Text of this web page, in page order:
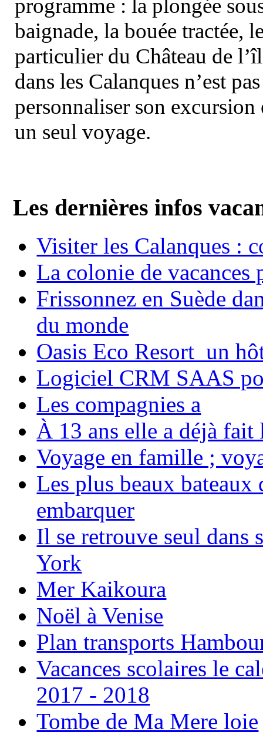
programme : la plongée
baignade, la bouée tractée,
particulier du Château de
dans les Calanques n’est
personnaliser son
un seul voyage.
Les dernières infos
Visiter les Calanques :
La colonie de vacances
Frissonnez en Suède
du monde
Oasis Eco Resort un
Logiciel CRM SAAS
Les compagnies a
À 13 ans elle a déjà
Voyage en famille ;
Les plus beaux bateaux
embarquer
Il se retrouve seul dans
York
Mer Kaikoura
Noël à Venise
Plan transports
Vacances scolaires le
2017 - 2018
Tombe de Ma Mere loie